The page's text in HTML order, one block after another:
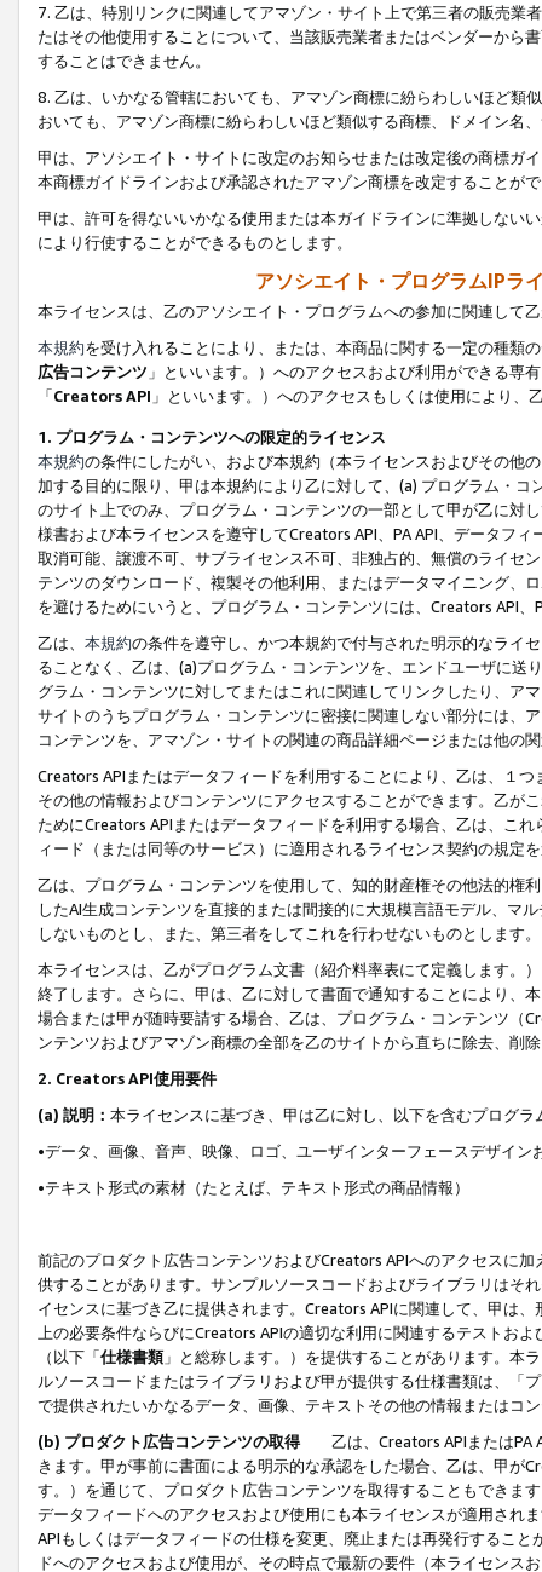
7. 乙は、特別リンクに関連してアマゾン・サイト上で第三者の販売
たはその他使用することについて、当該販売業者またはベンダーから
することはできません。
8. 乙は、いかなる管轄においても、アマゾン商標に紛らわしいほど類
おいても、アマゾン商標に紛らわしいほど類似する商標、ドメイン名
甲は、アソシエイト・サイトに改定のお知らせまたは改定後の商標ガ
本商標ガイドラインおよび承認されたアマゾン商標を改定することが
甲は、許可を得ないいかなる使用または本ガイドラインに準拠しない
により行使することができるものとします。
アソシエイト・プログラムIPラ
本ライセンスは、乙のアソシエイト・プログラムへの参加に関連して
本規約を受け入れることにより、または、本商品に関する一定の種類
広告コンテンツ 」といいます。）へのアクセスおよび利用ができる専
「Creators API 」といいます。）へのアクセスもしくは使用により
1. プログラム・コンテンツへの限定的ライセンス
本規約の条件にしたがい、および本規約（本ライセンスおよびその他
加する目的に限り、甲は本規約により乙に対して、(a) プログラム・
のサイト上でのみ、プログラム・コンテンツの一部として甲が乙に対
様書および本ライセンスを遵守してCreators API、PA API、データフ
取消可能、譲渡不可、サブライセンス不可、非独占的、無償のライセ
テンツのダウンロード、複製その他利用、またはデータマイニング、
を避けるためにいうと、プログラム・コンテンツには、Creators API
乙は、 本規約の条件を遵守し、かつ本規約で付与された明示的なライ
ることなく、乙は、(a)プログラム・コンテンツを、エンドユーザに
グラム・コンテンツに対してまたはこれに関連してリンクしたり、ア
サイトのうちプログラム・コンテンツに密接に関連しない部分には、
コンテンツを、アマゾン・サイトの関連の商品詳細ページまたは他の
Creators APIまたはデータフィードを利用することにより、乙は、１
その他の情報およびコンテンツにアクセスすることができます。乙が
ためにCreators APIまたはデータフィードを利用する場合、乙は、こ
ィード（または同等のサービス）に適用されるライセンス契約の規定
乙は、プログラム・コンテンツを使用して、知的財産権その他法的権
したAI生成コンテンツを直接的または間接的に大規模言語モデル、マ
しないものとし、また、第三者をしてこれを行わせないものとします。
本ライセンスは、乙がプログラム文書（紹介料率表にて定義します。
終了します。さらに、甲は、乙に対して書面で通知することにより、
場合または甲が随時要請する場合、乙は、プログラム・コンテンツ（
ンテンツおよびアマゾン商標の全部を乙のサイトから直ちに除去、削
2. Creators API使用要件
(a) 説明： 本ライセンスに基づき、甲は乙に対し、以下を含むプログ
•データ、画像、音声、映像、ロゴ、ユーザインターフェースデザイ
•テキスト形式の素材（たとえば、テキスト形式の商品情報）
前記のプロダクト広告コンテンツおよびCreators APIへのアクセスに
供することがあります。サンプルソースコードおよびライブラリはそ
イセンスに基づき乙に提供されます。Creators APIに関連して、甲は
上の必要条件ならびにCreators APIの適切な利用に関連するテストお
（以下「仕様書類」と総称します。）を提供することがあります。本
ルソースコードまたはライブラリおよび甲が提供する仕様書類は、「
で提供されたいかなるデータ、画像、テキストその他の情報またはコ
(b) プロダクト広告コンテンツの取得
乙は、Creators APIまたはPA
きます。甲が事前に書面による明示的な承認をした場合、乙は、甲が
す。）を通じて、プロダクト広告コンテンツを取得することもできま
データフィードへのアクセスおよび使用にも本ライセンスが適用され
APIもしくはデータフィードの仕様を変更、廃止または再発行するこ
ドへのアクセスおよび使用が、その時点で最新の要件（本ライセン